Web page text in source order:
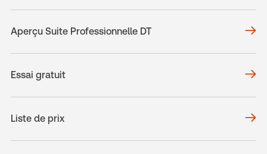
Aperçu Suite Professionnelle DT
Essai gratuit
Liste de prix